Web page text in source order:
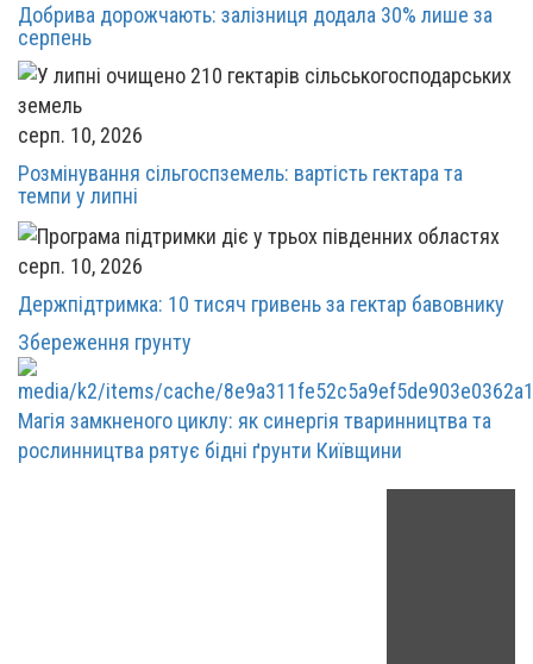
Добрива дорожчають: залізниця додала 30% лише за
серпень
серп. 10, 2026
Розмінування сільгоспземель: вартість гектара та
темпи у липні
серп. 10, 2026
Держпідтримка: 10 тисяч гривень за гектар бавовнику
Збереження грунту
Магія замкненого циклу: як синергія тваринництва та
рослинництва рятує бідні ґрунти Київщини